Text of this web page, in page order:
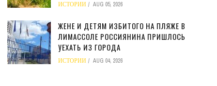
ИСТОРИИ AUG 05, 2026
ЖЕНЕ И ДЕТЯМ ИЗБИТОГО НА ПЛЯЖЕ В
ЛИМАССОЛЕ РОССИЯНИНА ПРИШЛОСЬ
УЕХАТЬ ИЗ ГОРОДА
ИСТОРИИ AUG 04, 2026